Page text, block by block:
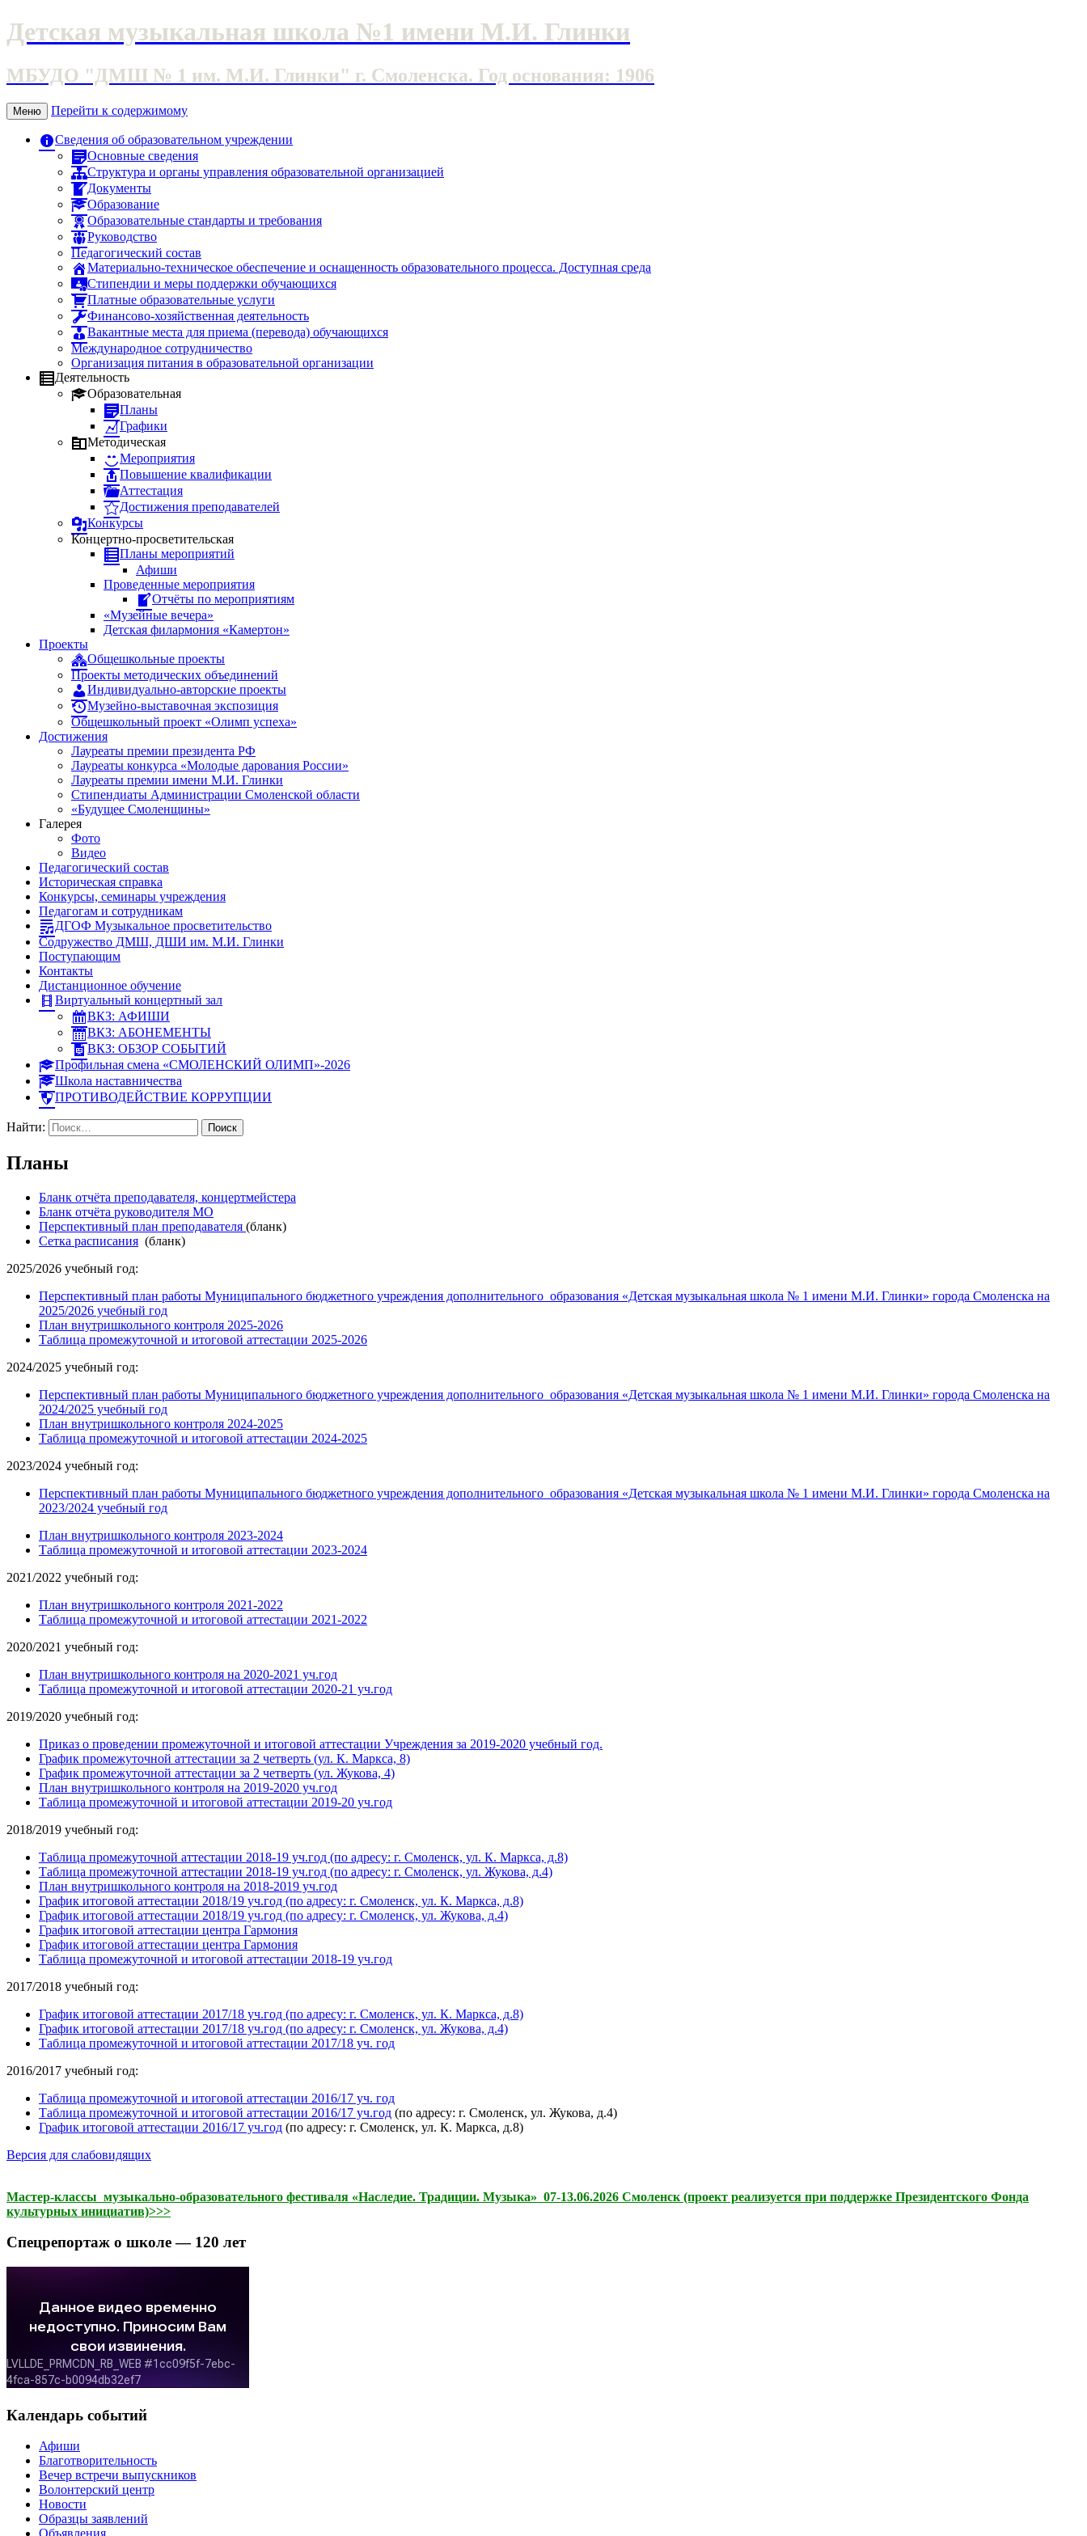
Детская музыкальная школа №1 имени М.И. Глинки
МБУДО "ДМШ № 1 им. М.И. Глинки" г. Смоленска. Год основания: 1906
Меню Перейти к содержимому
Сведения об образовательном учреждении
Основные сведения
Структура и органы управления образовательной организацией
Документы
Образование
Образовательные стандарты и требования
Руководство
Педагогический состав
Материально-техническое обеспечение и оснащенность образовательного процесса. Доступная среда
Стипендии и меры поддержки обучающихся
Платные образовательные услуги
Финансово-хозяйственная деятельность
Вакантные места для приема (перевода) обучающихся
Международное сотрудничество
Организация питания в образовательной организации
Деятельность
Образовательная
Планы
Графики
Методическая
Мероприятия
Повышение квалификации
Аттестация
Достижения преподавателей
Конкурсы
Концертно-просветительская
Планы мероприятий
Афиши
Проведенные мероприятия
Отчёты по мероприятиям
«Музейные вечера»
Детская филармония «Камертон»
Проекты
Общешкольные проекты
Проекты методических объединений
Индивидуально-авторские проекты
Музейно-выставочная экспозиция
Общешкольный проект «Олимп успеха»
Достижения
Лауреаты премии президента РФ
Лауреаты конкурса «Молодые дарования России»
Лауреаты премии имени М.И. Глинки
Стипендиаты Администрации Смоленской области
«Будущее Смоленщины»
Галерея
Фото
Видео
Педагогический состав
Историческая справка
Конкурсы, семинары учреждения
Педагогам и сотрудникам
ДГОФ Музыкальное просветительство
Содружество ДМШ, ДШИ им. М.И. Глинки
Поступающим
Контакты
Дистанционное обучение
Виртуальный концертный зал
ВКЗ: АФИШИ
ВКЗ: АБОНЕМЕНТЫ
ВКЗ: ОБЗОР СОБЫТИЙ
Профильная смена «СМОЛЕНСКИЙ ОЛИМП»-2026
Школа наставничества
ПРОТИВОДЕЙСТВИЕ КОРРУПЦИИ
Найти:
Планы
Бланк отчёта преподавателя, концертмейстера
Бланк отчёта руководителя МО
Перспективный план преподавателя (бланк)
Сетка расписания (бланк)
2025/2026 учебный год:
Перспективный план работы Муниципального бюджетного учреждения дополнительного образования «Детская музыкальная школа № 1 имени М.И. Глинки» города Смоленска на
2025/2026 учебный год
План внутришкольного контроля 2025-2026
Таблица промежуточной и итоговой аттестации 2025-2026
2024/2025 учебный год:
Перспективный план работы Муниципального бюджетного учреждения дополнительного образования «Детская музыкальная школа № 1 имени М.И. Глинки» города Смоленска на
2024/2025 учебный год
План внутришкольного контроля 2024-2025
Таблица промежуточной и итоговой аттестации 2024-2025
2023/2024 учебный год:
Перспективный план работы Муниципального бюджетного учреждения дополнительного образования «Детская музыкальная школа № 1 имени М.И. Глинки» города Смоленска на
2023/2024 учебный год
План внутришкольного контроля 2023-2024
Таблица промежуточной и итоговой аттестации 2023-2024
2021/2022 учебный год:
План внутришкольного контроля 2021-2022
Таблица промежуточной и итоговой аттестации 2021-2022
2020/2021 учебный год:
План внутришкольного контроля на 2020-2021 уч.год
Таблица промежуточной и итоговой аттестации 2020-21 уч.год
2019/2020 учебный год:
Приказ о проведении промежуточной и итоговой аттестации Учреждения за 2019-2020 учебный год.
График промежуточной аттестации за 2 четверть (ул. К. Маркса, 8)
График промежуточной аттестации за 2 четверть (ул. Жукова, 4)
План внутришкольного контроля на 2019-2020 уч.год
Таблица промежуточной и итоговой аттестации 2019-20 уч.год
2018/2019 учебный год:
Таблица промежуточной аттестации 2018-19 уч.год (по адресу: г. Смоленск, ул. К. Маркса, д.8)
Таблица промежуточной аттестации 2018-19 уч.год (по адресу: г. Смоленск, ул. Жукова, д.4)
План внутришкольного контроля на 2018-2019 уч.год
График итоговой аттестации 2018/19 уч.год (по адресу: г. Смоленск, ул. К. Маркса, д.8)
График итоговой аттестации 2018/19 уч.год (по адресу: г. Смоленск, ул. Жукова, д.4)
График итоговой аттестации центра Гармония
График итоговой аттестации центра Гармония
Таблица промежуточной и итоговой аттестации 2018-19 уч.год
2017/2018 учебный год:
График итоговой аттестации 2017/18 уч.год (по адресу: г. Смоленск, ул. К. Маркса, д.8)
График итоговой аттестации 2017/18 уч.год (по адресу: г. Смоленск, ул. Жукова, д.4)
Таблица промежуточной и итоговой аттестации 2017/18 уч. год
2016/2017 учебный год:
Таблица промежуточной и итоговой аттестации 2016/17 уч. год
Таблица промежуточной и итоговой аттестации 2016/17 уч.год (по адресу: г. Смоленск, ул. Жукова, д.4)
График итоговой аттестации 2016/17 уч.год (по адресу: г. Смоленск, ул. К. Маркса, д.8)
Версия для слабовидящих
Мастер-классы музыкально-образовательного фестиваля «Наследие. Традиции. Музыка» 07-13.06.2026 Смоленск (проект реализуется при поддержке Президентского Фонда
культурных инициатив)>>>
Спецрепортаж о школе — 120 лет
Календарь событий
Афиши
Благотворительность
Вечер встречи выпускников
Волонтерский центр
Новости
Образцы заявлений